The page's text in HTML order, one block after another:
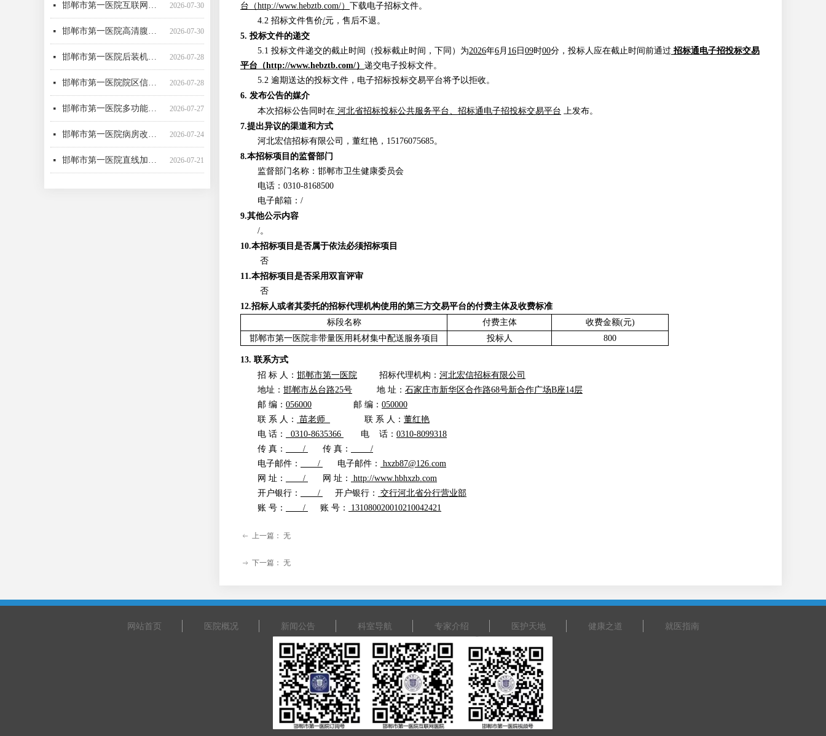
台 （http://www.hebztb.com/） 下载电子招标文件。
4.2 招标文件售价/元，售后不退。
5. 投标文件的递交
5.1 投标文件递交的截止时间（投标截止时间，下同）为2026年6 月 16日09时00分 ，投标人应在截止时间前通过 招标通电子招投标交易
平台 （http://www.hebztb.com/） 递交电子投标文件。
5.2 逾期送达的投标文件，电子招标投标交易平台将予以拒收。
6. 发布公告的媒介
本次招标公告同时在 河北省招标投标公共服务平台、 招标通电子招投标交易平台 上发布。
7.提出异议的渠道和方式
河北宏信招标有限公司，董红艳， 15176075685。
8.本招标项目的监督部门
监督部门名称：邯郸市卫生健康委员会
电话：0310-8168500
电子邮箱： /
9.其他公示内容
/。
10.本招标项目是否属于依法必须招标项目
否
11.本招标项目是否采用双盲评审
否
12.招标人或者其委托的招标代理机构使用的第三方交易平台的付费主体及收费标准
标段名称
付费主体
收费金额(元)
邯郸市第一医院非带量医用耗材集中配送服务项目
投标人 800
13. 联系方式
招 标 人： 邯郸市第一医院 招标代理机构： 河北宏信招标有限公司
地址： 邯郸市丛台路25号 地 址： 石家庄市新华区合作路68号新合作广场B座14层
邮 编： 056000 邮 编： 050000
联 系 人：
苗老师 联 系 人： 董红艳
电 话：
0310-8635366 电 话： 0310-8099318
传 真：
/ 传 真：
/
电子邮件：
/ 电子邮件：
hxzb87@126.com
网 址：
/ 网 址：
http://www.hbhxzb.com
开户银行：
/ 开户银行：
交行河北省分行营业部
账 号：
/ 账 号： 131080020010210042421
ꂃ 上一篇： 无
ꁹ 下一篇： 无
2026-07-30
넷 邯郸市第一医院高清腹腔镜系统采购项目（二次）招标公告
2026-07-28
넷 邯郸市第一医院后装机采购项目（三次）（二） 公开招标公告
2026-07-28
넷 邯郸市第一医院院区信息一体化智慧医院能力提升项目全过程咨询服务中标公告
2026-07-27
넷 邯郸市第一医院多功能楼电梯采购安装项目 候选成交供应商公示
2026-07-24
넷 邯郸市第一医院病房改造提升项目施工监理询比采购公告
2026-07-21
넷 邯郸市第一医院直线加速器（进口）采购项目公开招标公告
2026-07-21
넷 邯郸市第一医院4D-CT定位机采购项目公开招标公告
网站首页 医院概况 新闻公告 科室导航 专家介绍 医护天地 健康之道 就医指南